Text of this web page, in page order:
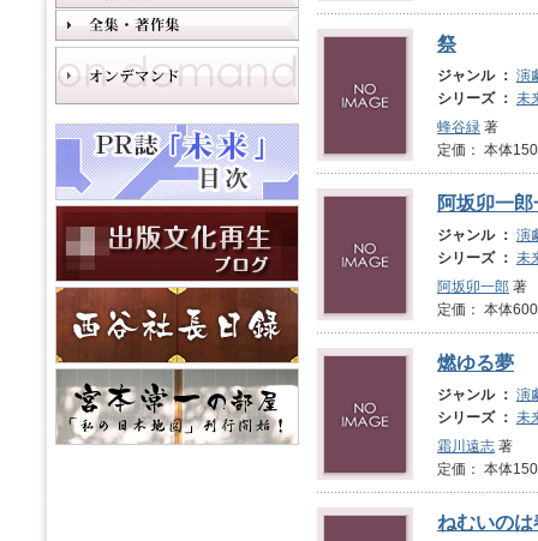
祭
ジャンル ： 演
シリーズ ： 未
蜂谷緑 著
定価： 本体
阿坂卯一
ジャンル ： 演
シリーズ ： 未
阿坂卯一郎 著
定価： 本体
燃ゆる夢
ジャンル ： 演
シリーズ ： 未
霜川遠志 著
定価： 本体
ねむいの